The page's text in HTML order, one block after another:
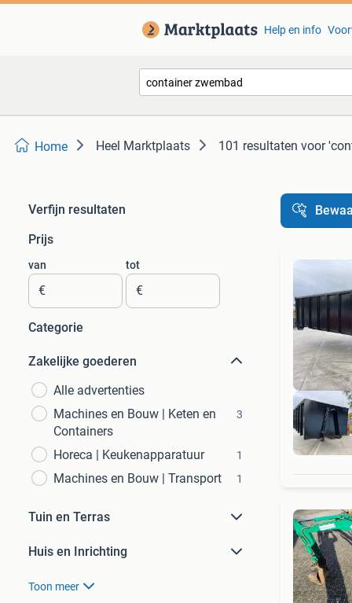
Help en info
Home Heel Marktplaats 101 resultaten voor
Verfijn resultaten
Prijs
van
€
tot
€
Categorie
Zakelijke goederen
Alle advertenties
Machines en Bouw | Keten en
Containers
3
Horeca | Keukenapparatuur 1
Machines en Bouw | Transport 1
Tuin en Terras
Huis en Inrichting
Toon meer